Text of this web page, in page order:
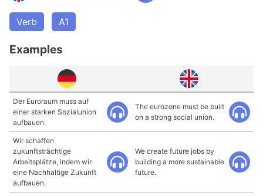
Verb A1
Examples
Der Euroraum muss auf
einer starken Sozialunion
aufbauen.
The eurozone must be built
on a strong social union.
Wir schaffen
zukunftsträchtige
Arbeitsplätze, indem wir
eine Nachhaltige Zukunft
aufbauen.
We create future jobs by
building a more sustainable
future.